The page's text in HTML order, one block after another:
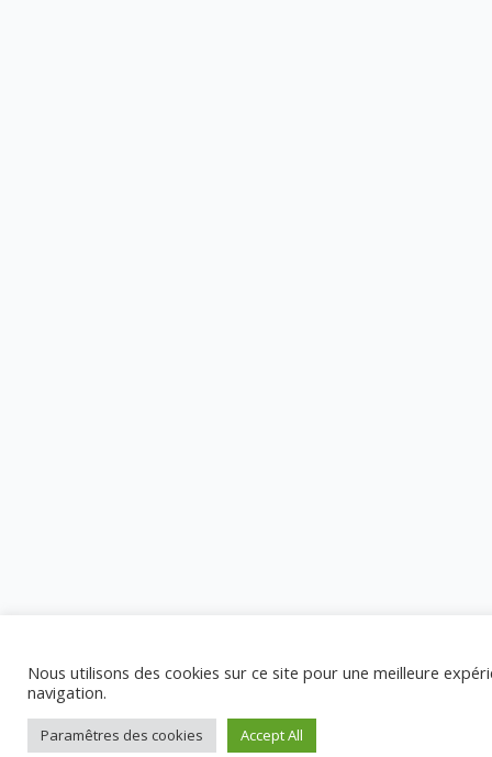
Nous utilisons des cookies sur ce site pour une meilleure
navigation.
Paramêtres des cookies Accept All